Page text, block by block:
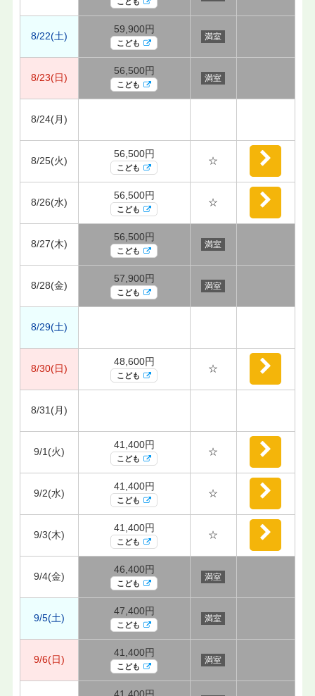
8/22(土)
59,900円
こども
満室
8/23(日)
56,500円
こども
満室
8/24(月)
8/25(火)
56,500円
こども
☆
8/26(水)
56,500円
こども
☆
8/27(木)
56,500円
こども
満室
8/28(金)
57,900円
こども
満室
8/29(土)
8/30(日)
48,600円
こども
☆
8/31(月)
9/1(火)
41,400円
こども
☆
9/2(水)
41,400円
こども
☆
9/3(木)
41,400円
こども
☆
9/4(金)
46,400円
こども
満室
9/5(土)
47,400円
こども
満室
9/6(日)
41,400円
こども
満室